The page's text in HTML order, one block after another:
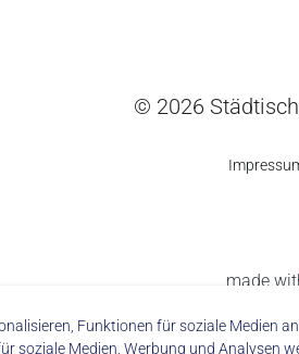
© 2026
made
Funktionen für soziale
soziale Medien, Werbung und Analysen